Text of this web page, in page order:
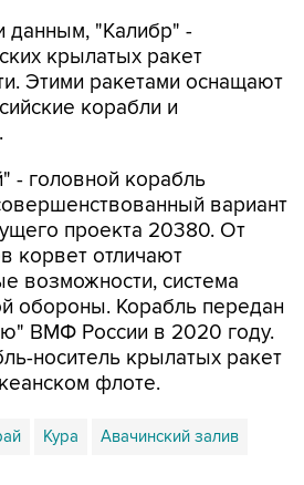
"Калибр" -
крылатых ракет
Этими ракетами оснащают
корабли и
- головной корабль
вариант
проекта 20380. От
корвет отличают
возможности, система
обороны. Корабль передан
ВМФ России в 2020 году.
носитель крылатых ракет
флоте.
Кура Авачинский залив